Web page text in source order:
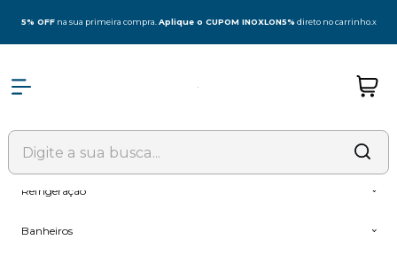
Forno + Microondas
Refrigeração
Banheiros
5% OFF na sua primeira compra.Aplique o CUPOM INOXLON5% direto no carrinho.x